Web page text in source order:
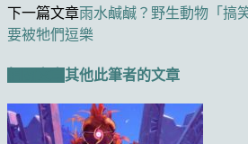
下一篇文章雨水鹹鹹？野生動物「
要被牠們逗樂
其他此筆者的文章